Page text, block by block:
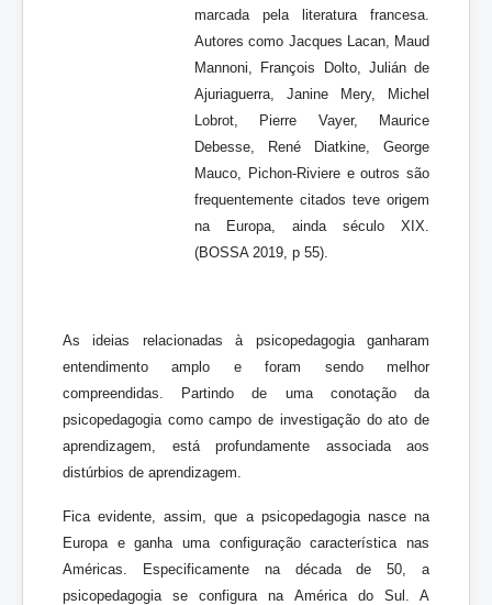
marcada pela literatura francesa.
Autores como Jacques Lacan, Maud
Mannoni, François Dolto, Julián de
Ajuriaguerra, Janine Mery, Michel
Lobrot, Pierre Vayer, Maurice
Debesse, René Diatkine, George
Mauco, Pichon-Riviere e outros são
frequentemente citados teve origem
na Europa, ainda século XIX.
(BOSSA 2019, p 55).
As ideias relacionadas à psicopedagogia ganharam
entendimento amplo e foram sendo melhor
compreendidas. Partindo de uma conotação da
psicopedagogia como campo de investigação do ato de
aprendizagem, está profundamente associada aos
distúrbios de aprendizagem.
Fica evidente, assim, que a psicopedagogia nasce na
Europa e ganha uma configuração característica nas
Américas. Especificamente na década de 50, a
psicopedagogia se configura na América do Sul. A